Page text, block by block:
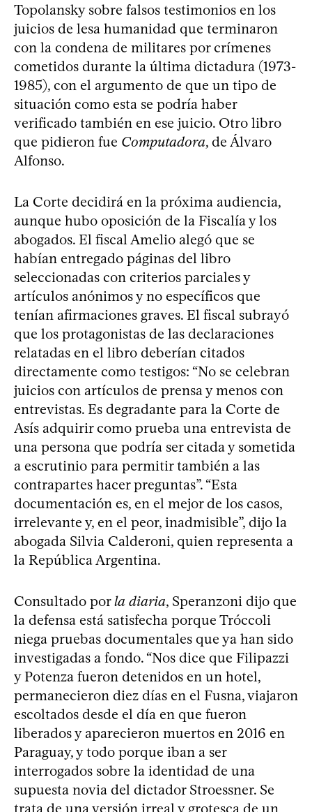
Topolansky sobre falsos testimonios en los
juicios de lesa humanidad que terminaron
con la condena de militares por crímenes
cometidos durante la última dictadura (1973-
1985), con el argumento de que un tipo de
situación como esta se podría haber
verificado también en ese juicio. Otro libro
que pidieron fue Computadora, de Álvaro
Alfonso.
La Corte decidirá en la próxima audiencia,
aunque hubo oposición de la Fiscalía y los
abogados. El fiscal Amelio alegó que se
habían entregado páginas del libro
seleccionadas con criterios parciales y
artículos anónimos y no específicos que
tenían afirmaciones graves. El fiscal subrayó
que los protagonistas de las declaraciones
relatadas en el libro deberían citados
directamente como testigos: “No se celebran
juicios con artículos de prensa y menos con
entrevistas. Es degradante para la Corte de
Asís adquirir como prueba una entrevista de
una persona que podría ser citada y sometida
a escrutinio para permitir también a las
contrapartes hacer preguntas”. “Esta
documentación es, en el mejor de los casos,
irrelevante y, en el peor, inadmisible”, dijo la
abogada Silvia Calderoni, quien representa a
la República Argentina.
Consultado porla diaria, Speranzoni dijo que
la defensa está satisfecha porque Tróccoli
niega pruebas documentales que ya han sido
investigadas a fondo. “Nos dice que Filipazzi
y Potenza fueron detenidos en un hotel,
permanecieron diez días en el Fusna, viajaron
escoltados desde el día en que fueron
liberados y aparecieron muertos en 2016 en
Paraguay, y todo porque iban a ser
interrogados sobre la identidad de una
supuesta novia del dictador Stroessner. Se
trata de una versión irreal y grotesca de un